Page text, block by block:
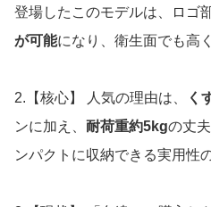
登場したこのモデルは、ロゴ
が可能になり、衛生面でも高
2.【核心】 人気の理由は、 く
ンに加え、 耐荷重約5kgの丈
ンパクトに収納できる実用性